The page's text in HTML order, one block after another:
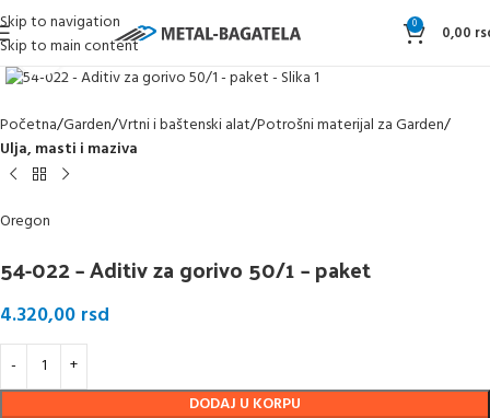
Skip to navigation
Skip to main content
0 0,00
Klikni da uvećaš
Početna Garden Vrtni i baštenski alat Potrošni materijal za Garden
Ulja, masti i maziva
Oregon
54-022 – Aditiv za gorivo 50/1 – paket
4.320,00 rsd
DODAJ U KORPU